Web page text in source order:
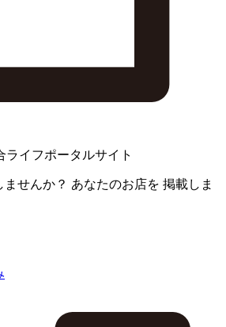
ライフポータルサイト
せんか？ あなたのお店を 掲載しま